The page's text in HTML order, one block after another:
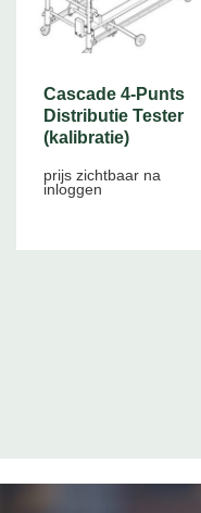
Cascade 4-Punts
Distributie Tester
(kalibratie)
prijs zichtbaar na
inloggen